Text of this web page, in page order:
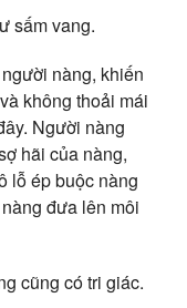
sấm vang.
nàng, khiến
không thoải mái
Người nàng
hãi của nàng,
lỗ ép buộc nàng
đưa lên môi
cũng có tri giác.